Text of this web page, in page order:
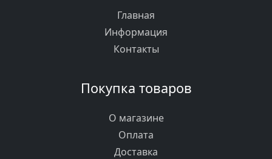
Главная
Информация
Контакты
Покупка товаров
О магазине
Оплата
Доставка